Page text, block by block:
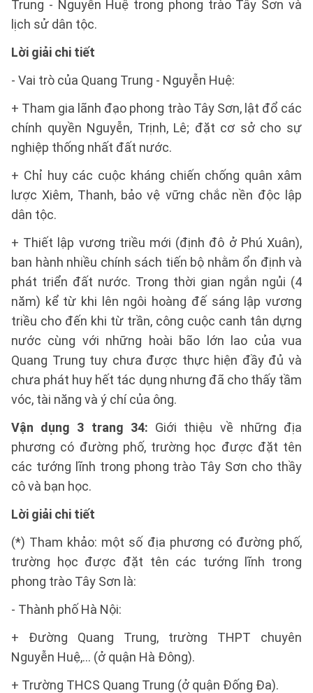
Trung - Nguyễn Huệ trong phong trào Tây Sơn và
lịch sử dân tộc.
Lời giải chi tiết
- Vai trò của Quang Trung - Nguyễn Huệ:
+ Tham gia lãnh đạo phong trào Tây Sơn, lật đổ các
chính quyền Nguyễn, Trịnh, Lê; đặt cơ sở cho sự
nghiệp thống nhất đất nước.
+ Chỉ huy các cuộc kháng chiến chống quân xâm
lược Xiêm, Thanh, bảo vệ vững chắc nền độc lập
dân tộc.
+ Thiết lập vương triều mới (định đô ở Phú Xuân),
ban hành nhiều chính sách tiến bộ nhằm ổn định và
phát triển đất nước. Trong thời gian ngắn ngủi (4
năm) kể từ khi lên ngôi hoàng đế sáng lập vương
triều cho đến khi từ trần, công cuộc canh tân dựng
nước cùng với những hoài bão lớn lao của vua
Quang Trung tuy chưa được thực hiện đầy đủ và
chưa phát huy hết tác dụng nhưng đã cho thấy tầm
vóc, tài năng và ý chí của ông.
Vận dụng 3 trang 34: Giới thiệu về những địa
phương có đường phố, trường học được đặt tên
các tướng lĩnh trong phong trào Tây Sơn cho thầy
cô và bạn học.
Lời giải chi tiết
(*) Tham khảo: một số địa phương có đường phố,
trường học được đặt tên các tướng lĩnh trong
phong trào Tây Sơn là:
- Thành phố Hà Nội:
+ Đường Quang Trung, trường THPT chuyên
Nguyễn Huệ,… (ở quận Hà Đông).
+ Trường THCS Quang Trung (ở quận Đống Đa).